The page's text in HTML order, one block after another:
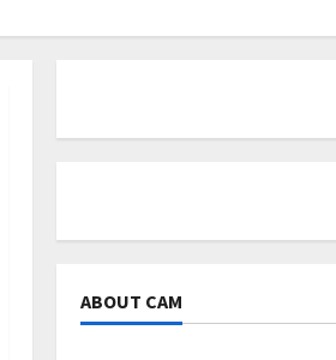
ABOUT CAM